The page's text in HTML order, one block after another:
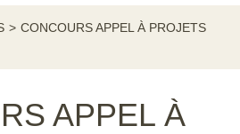
> CONCOURS APPEL À PROJETS
APPEL À